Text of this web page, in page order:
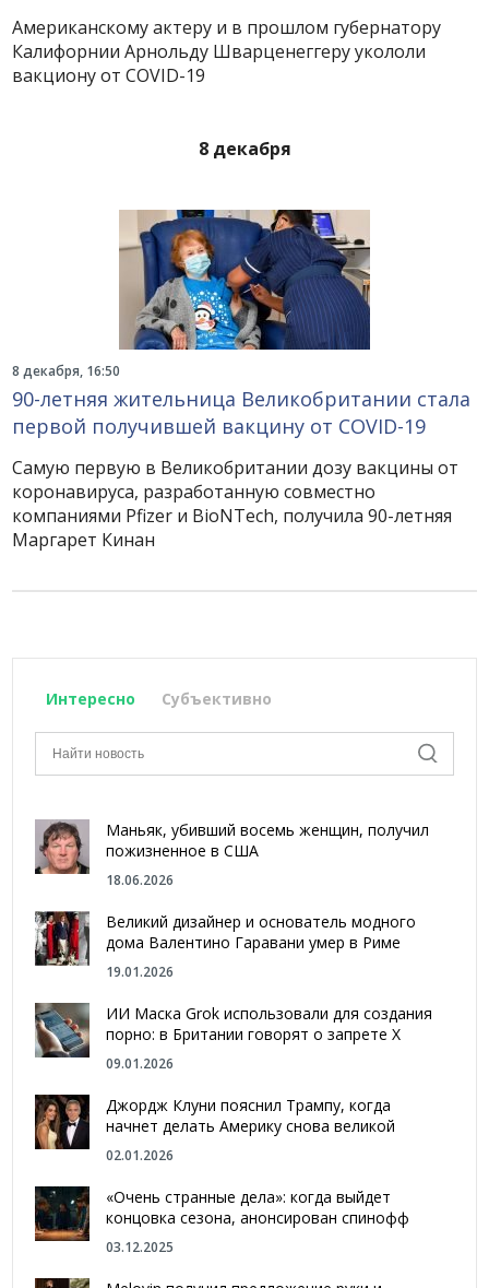
Американскому актеру и в прошлом губернатору
Калифорнии Арнольду Шварценеггеру укололи
вакциону от COVID-19
8 декабря
8 декабря, 16:50
90-летняя жительница Великобритании стала
первой получившей вакцину от COVID-19
Самую первую в Великобритании дозу вакцины от
коронавируса, разработанную совместно
компаниями Pfizer и BioNTech, получила 90-летняя
Маргарет Кинан
Интересно Субъективно
Маньяк, убивший восемь женщин, получил
пожизненное в США
18.06.2026
Великий дизайнер и основатель модного
дома Валентино Гаравани умер в Риме
19.01.2026
ИИ Маска Grok использовали для создания
порно: в Британии говорят о запрете Х
09.01.2026
Джордж Клуни пояснил Трампу, когда
начнет делать Америку снова великой
02.01.2026
«Очень странные дела»: когда выйдет
концовка сезона, анонсирован спинофф
03.12.2025